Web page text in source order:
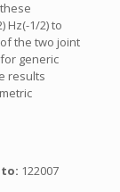
Hz(-1/2) to
of the two joint
generic
results
to: 122007